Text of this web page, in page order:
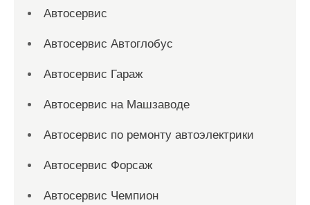
Автосервис
Автосервис Автоглобус
Автосервис Гараж
Автосервис на Машзаводе
Автосервис по ремонту автоэлектрики
Автосервис Форсаж
Автосервис Чемпион